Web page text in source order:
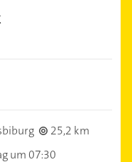
25,2 km
um 07:30